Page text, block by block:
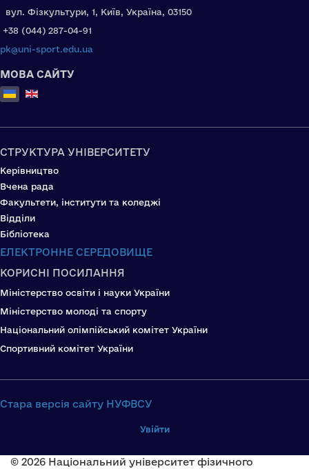
вул. Фізкультури, 1, Київ, Україна, 03150
+38 (044) 287-04-91
pk@uni-sport.edu.ua
МОВА САЙТУ
Оберіть свою мову
СТРУКТУРА УНІВЕРСИТЕТУ
Керівництво
Вчена рада
Факультети, інститути та коледжі
Відділи
Бібліотека
ЕЛЕКТРОННЕ СЕРЕДОВИЩЕ
КОРИСНІ ПОСИЛАННЯ
Міністерство освіти і науки України
Міністерство молоді та спорту
Національний олімпійський комітет України
Спортивний комітет України
Стара версія сайту НУФВСУ
Увійти
© 2026 Національний університет фізичного